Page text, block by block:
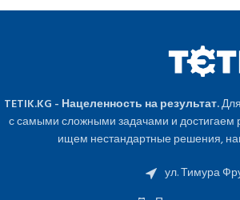
TETIK.KG - Нацеленность на результат.
с самыми сложными задачами и достигаем
ищем нестандартные решения,
ул. Тимура